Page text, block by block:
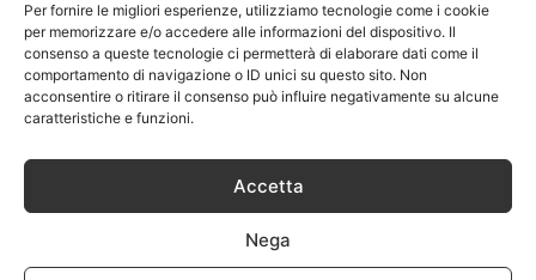
Per fornire le migliori esperienze, utilizziamo tecnologie come i cookie
per memorizzare e/o accedere alle informazioni del dispositivo. Il
consenso a queste tecnologie ci permetterà di elaborare dati come il
comportamento di navigazione o ID unici su questo sito. Non
acconsentire o ritirare il consenso può influire negativamente su alcune
caratteristiche e funzioni.
Accetta
Nega
Leggi anche